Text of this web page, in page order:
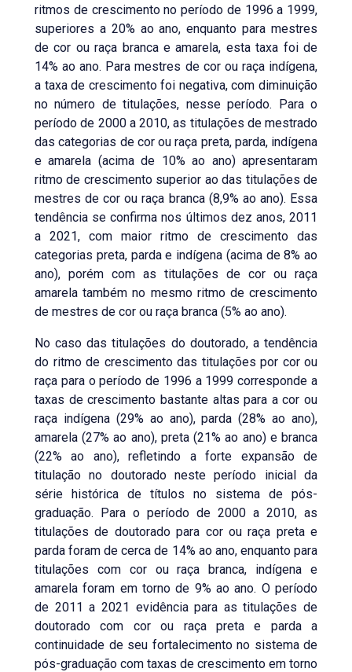
ritmos de crescimento no período de 1996 a 1999,
superiores a 20% ao ano, enquanto para mestres
de cor ou raça branca e amarela, esta taxa foi de
14% ao ano. Para mestres de cor ou raça indígena,
a taxa de crescimento foi negativa, com diminuição
no número de titulações, nesse período. Para o
período de 2000 a 2010, as titulações de mestrado
das categorias de cor ou raça preta, parda, indígena
e amarela (acima de 10% ao ano) apresentaram
ritmo de crescimento superior ao das titulações de
mestres de cor ou raça branca (8,9% ao ano). Essa
tendência se confirma nos últimos dez anos, 2011
a 2021, com maior ritmo de crescimento das
categorias preta, parda e indígena (acima de 8% ao
ano), porém com as titulações de cor ou raça
amarela também no mesmo ritmo de crescimento
de mestres de cor ou raça branca (5% ao ano).
No caso das titulações do doutorado, a tendência
do ritmo de crescimento das titulações por cor ou
raça para o período de 1996 a 1999 corresponde a
taxas de crescimento bastante altas para a cor ou
raça indígena (29% ao ano), parda (28% ao ano),
amarela (27% ao ano), preta (21% ao ano) e branca
(22% ao ano), refletindo a forte expansão de
titulação no doutorado neste período inicial da
série histórica de títulos no sistema de pós-
graduação. Para o período de 2000 a 2010, as
titulações de doutorado para cor ou raça preta e
parda foram de cerca de 14% ao ano, enquanto para
titulações com cor ou raça branca, indígena e
amarela foram em torno de 9% ao ano. O período
de 2011 a 2021 evidência para as titulações de
doutorado com cor ou raça preta e parda a
continuidade de seu fortalecimento no sistema de
pós-graduação com taxas de crescimento em torno